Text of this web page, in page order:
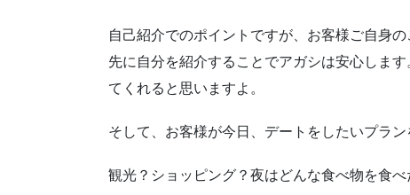
自己紹介でのポイントですが、お客様ご自身
先に自分を紹介することでアガシは安心しま
てくれると思いますよ。
そして、お客様が今日、デートをしたいプラン
観光？ショッピング？夜はどんな食べ物を食